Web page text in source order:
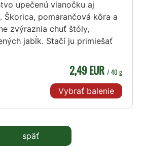
upečenú vianočku aj
Škorica, pomarančová kôra a
zvýraznia chuť štóly,
jabĺk. Stačí ju primiešať
2,49 EUR / 40 g
Vybrať balenie
späť